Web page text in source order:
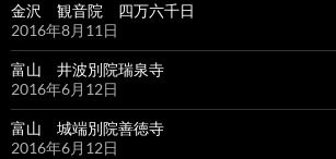
金沢 観音院 四万六千日
2016年8月11日
富山 井波別院瑞泉寺
2016年6月12日
富山 城端別院善徳寺
2016年6月12日